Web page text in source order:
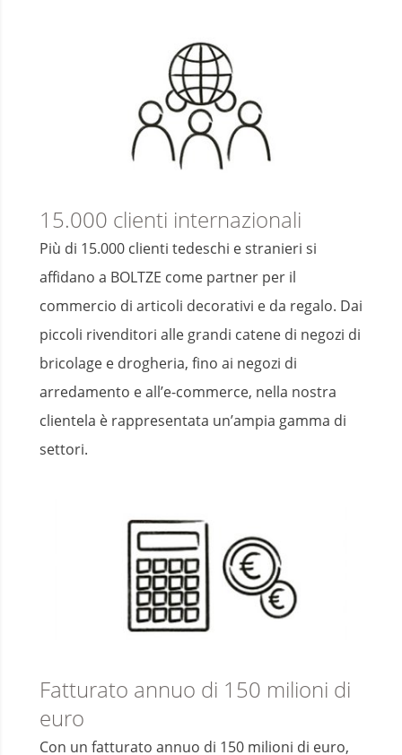
15.000 clienti internazionali
Più di 15.000 clienti tedeschi e stranieri si
affidano a BOLTZE come partner per il
commercio di articoli decorativi e da regalo. Dai
piccoli rivenditori alle grandi catene di negozi di
bricolage e drogheria, fino ai negozi di
arredamento e all’e-commerce, nella nostra
clientela è rappresentata un’ampia gamma di
settori.
Fatturato annuo di 150 milioni di
euro
Con un fatturato annuo di 150 milioni di euro,